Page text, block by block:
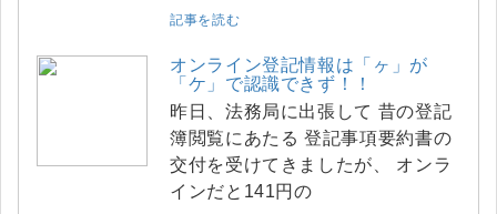
記事を読む
オンライン登記情報は「ヶ」が
「ケ」で認識できず！！
昨日、法務局に出張して 昔の登記
簿閲覧にあたる 登記事項要約書の
交付を受けてきましたが、 オンラ
インだと141円の